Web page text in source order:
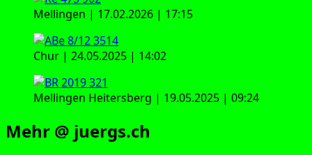
Mellingen | 17.02.2026 | 17:15
Chur | 24.05.2025 | 14:02
Mellingen Heitersberg | 19.05.2025 | 09:24
Mehr @ juergs.ch